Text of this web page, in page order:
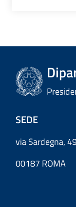
SEDE
via Sardegna,
00187 ROMA